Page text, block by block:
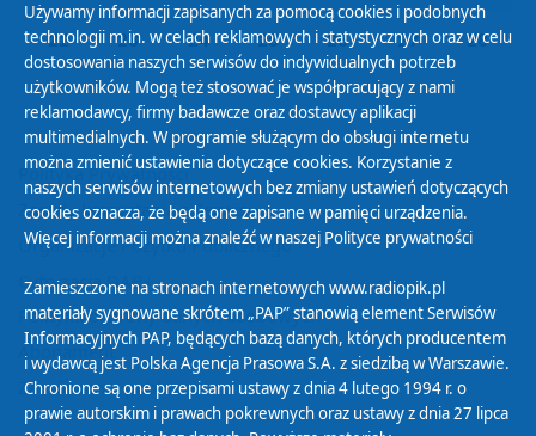
22 23 24 25 26 27 28
Polityka Prywatności
Zasady korzystania z Serwisu
Organizacje Pożytku Publicznego
Cyfryzacja DAB+
Polityka ochrony danych osobowych
Abonament
Zamówienia publiczne
Używamy informacji zapisanych za pomocą cookies i podobnych
technologii m.in. w celach reklamowych i statystycznych oraz w celu
dostosowania naszych serwisów do indywidualnych potrzeb
użytkowników. Mogą też stosować je współpracujący z nami
reklamodawcy, firmy badawcze oraz dostawcy aplikacji
multimedialnych. W programie służącym do obsługi internetu
można zmienić ustawienia dotyczące cookies. Korzystanie z
naszych serwisów internetowych bez zmiany ustawień dotyczących
cookies oznacza, że będą one zapisane w pamięci urządzenia.
Więcej informacji można znaleźć w naszej Polityce prywatności
Zamieszczone na stronach internetowych www.radiopik.pl
materiały sygnowane skrótem „PAP” stanowią element Serwisów
Informacyjnych PAP, będących bazą danych, których producentem
i wydawcą jest Polska Agencja Prasowa S.A. z siedzibą w Warszawie.
Chronione są one przepisami ustawy z dnia 4 lutego 1994 r. o
prawie autorskim i prawach pokrewnych oraz ustawy z dnia 27 lipca